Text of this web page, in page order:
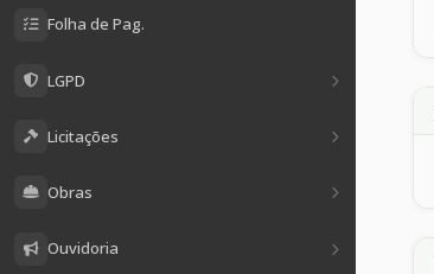
Folha de Pag.
LGPD
Licitações
Obras
Ouvidoria